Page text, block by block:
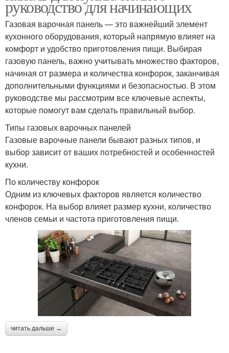
руководство для начинающих
Газовая варочная панель — это важнейший элемент
кухонного оборудования, который напрямую влияет на
комфорт и удобство приготовления пищи. Выбирая
газовую панель, важно учитывать множество факторов,
начиная от размера и количества конфорок, заканчивая
дополнительными функциями и безопасностью. В этом
руководстве мы рассмотрим все ключевые аспекты,
которые помогут вам сделать правильный выбор.
Типы газовых варочных панелей
Газовые варочные панели бывают разных типов, и
выбор зависит от ваших потребностей и особенностей
кухни.
По количеству конфорок
Одним из ключевых факторов является количество
конфорок. На выбор влияет размер кухни, количество
членов семьи и частота приготовления пищи.
читать дальше →